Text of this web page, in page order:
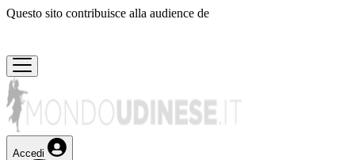
Questo sito contribuisce alla audience de
Accedi